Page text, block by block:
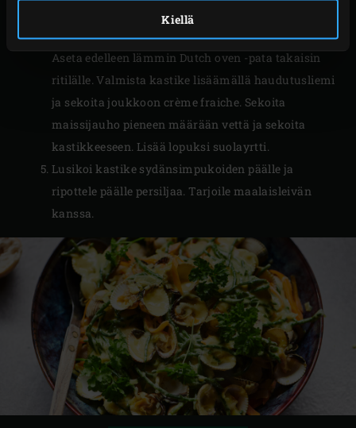
Kiellä
Lusikoi sydänsimpukat kauniiseen astiaan, aseta
sivuun ja mittaa 100 millilitraa keittonestettä.
Aseta edelleen lämmin Dutch oven -pata takaisin
ritilälle. Valmista kastike lisäämällä haudutusliemi
ja sekoita joukkoon crème fraiche. Sekoita
maissijauho pieneen määrään vettä ja sekoita
kastikkeeseen. Lisää lopuksi suolayrtti.
Lusikoi kastike sydänsimpukoiden päälle ja
ripottele päälle persiljaa. Tarjoile maalaisleivän
kanssa.